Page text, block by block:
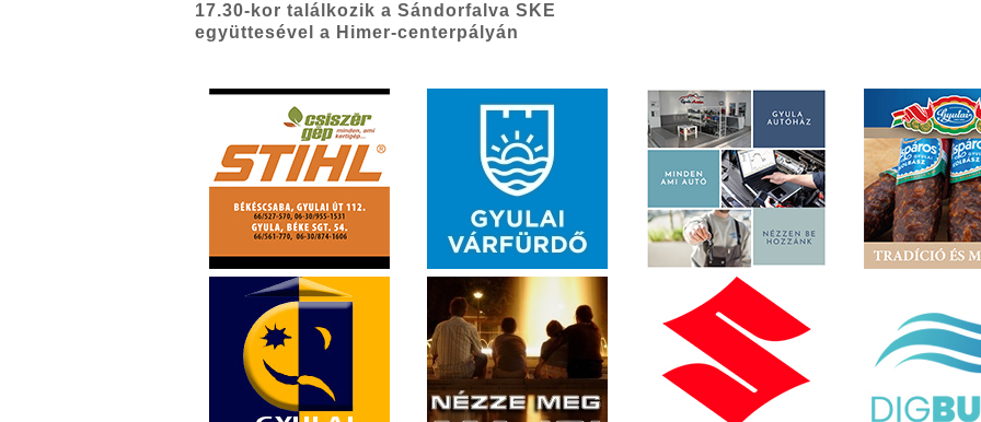
17.30-kor találkozik a Sándorfalva SKE
együttesével a Himer-centerpályán